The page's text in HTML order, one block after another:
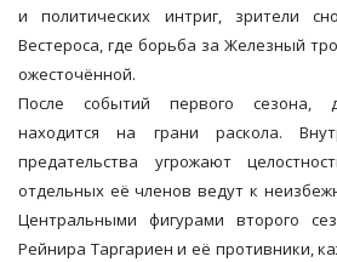
и политических интриг, зрители
Вестероса, где борьба за Железный
ожесточённой.
После событий первого сезона,
находится на грани раскола.
предательства угрожают
отдельных её членов ведут к
Центральными фигурами второго
Рейнира Таргариен и её противники,